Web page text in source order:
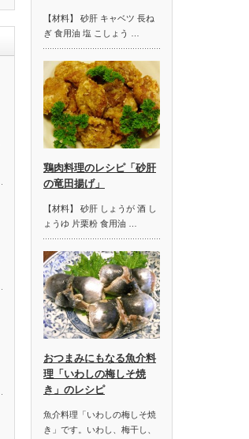
【材料】 砂肝 キャベツ 長ね
ぎ 食用油 塩 こしょう …
鶏肉料理のレシピ「砂肝
の竜田揚げ」
【材料】 砂肝 しょうが 酒 し
ょうゆ 片栗粉 食用油 …
おつまみにもなる魚介料
理「いわしの梅しそ焼
き」のレシピ
魚介料理「いわしの梅しそ焼
き」です。いわし、梅干し、